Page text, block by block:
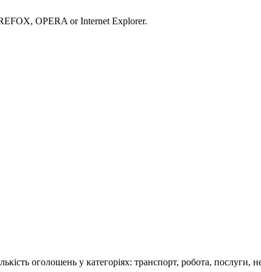
OPERA or Internet Explorer.
оголошень у категоріях: транспорт, робота, послуги,